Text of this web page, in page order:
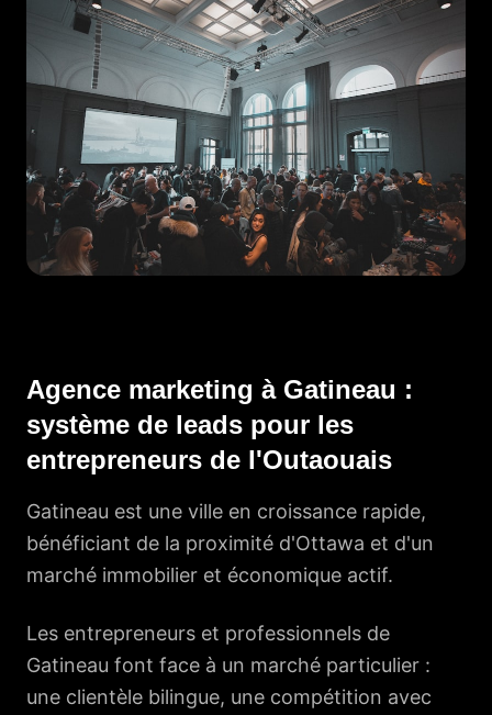
Agence marketing à Gatineau :
système de leads pour les
entrepreneurs de l'Outaouais
Gatineau est une ville en croissance rapide,
bénéficiant de la proximité d'Ottawa et d'un
marché immobilier et économique actif.
Les entrepreneurs et professionnels de
Gatineau font face à un marché particulier :
une clientèle bilingue, une compétition avec